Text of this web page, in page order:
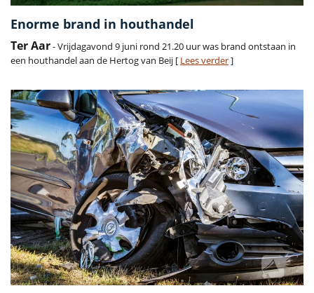
Enorme brand in houthandel
Ter Aar- Vrijdagavond 9 juni rond 21.20 uur was brand ontstaan in
een houthandel aan de Hertog van Beij [ Lees verder]